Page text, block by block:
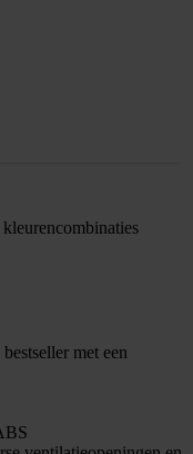
met een